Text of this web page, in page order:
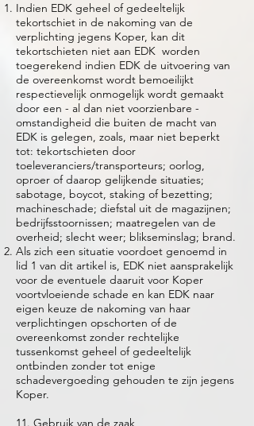
Indien EDK geheel of gedeeltelijk
tekortschiet in de nakoming van de
verplichting jegens Koper, kan dit
tekortschieten niet aan EDK worden
toegerekend indien EDK de uitvoering van
de overeenkomst wordt bemoeilijkt
respectievelijk onmogelijk wordt gemaakt
door een - al dan niet voorzienbare -
omstandigheid die buiten de macht van
EDK is gelegen, zoals, maar niet beperkt
tot: tekortschieten door
toeleveranciers/transporteurs; oorlog,
oproer of daarop gelijkende situaties;
sabotage, boycot, staking of bezetting;
machineschade; diefstal uit de magazijnen;
bedrijfsstoornissen; maatregelen van de
overheid; slecht weer; blikseminslag; brand.
Als zich een situatie voordoet genoemd in
lid 1 van dit artikel is, EDK niet aansprakelijk
voor de eventuele daaruit voor Koper
voortvloeiende schade en kan EDK naar
eigen keuze de nakoming van haar
verplichtingen opschorten of de
overeenkomst zonder rechtelijke
tussenkomst geheel of gedeeltelijk
ontbinden zonder tot enige
schadevergoeding gehouden te zijn jegens
Koper.
11. Gebruik van de zaak